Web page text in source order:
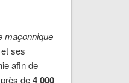
maçonnique
ses
afin de
de4 000